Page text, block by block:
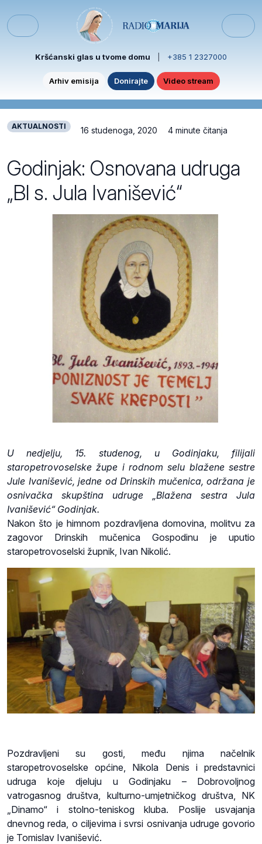
Menu
Kršćanski glas u tvome domu +385 1 2327000
Arhiv emisija Donirajte Video stream
AKTUALNOSTI 16 studenoga, 2020 4 minute čitanja
Godinjak: Osnovana udruga
„Bl s. Jula Ivanišević“
U nedjelju, 15. studenog, u Godinjaku, filijali
staropetrovoselske župe i rodnom selu blažene sestre
Jule Ivanišević, jedne od Drinskih mučenica, održana je
osnivačka skupština udruge „Blažena sestra Jula
Ivanišević“ Godinjak.
Nakon što je himnom pozdravljena domovina, molitvu za
zagovor Drinskih mučenica Gospodinu je uputio
staropetrovoselski župnik, Ivan Nikolić.
Pozdravljeni su gosti, među njima načelnik
staropetrovoselske općine, Nikola Denis i predstavnici
udruga koje djeluju u Godinjaku – Dobrovoljnog
vatrogasnog društva, kulturno-umjetničkog društva, NK
„Dinamo“ i stolno-teniskog kluba. Poslije usvajanja
dnevnog reda, o ciljevima i svrsi osnivanja udruge govorio
je Tomislav Ivanišević.